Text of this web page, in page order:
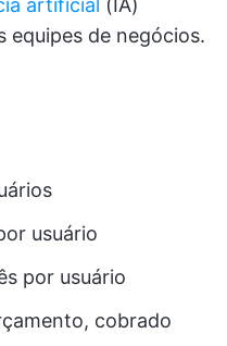
artificial (IA)
equipes de negócios.
usuário
por usuário
cobrado